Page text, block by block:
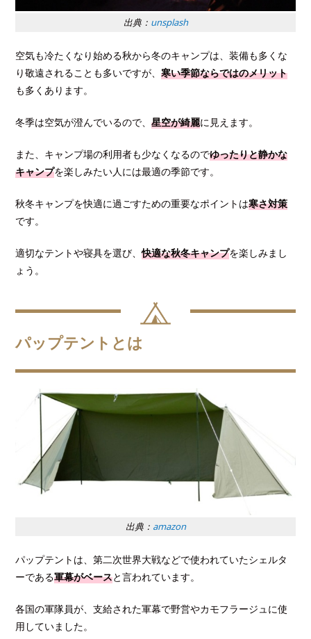
出典： unsplash
空気も冷たくなり始める秋から冬のキャンプは、装備も多くな
り敬遠されることも多いですが、寒い季節ならではのメリット
も多くあります。
冬季は空気が澄んでいるので、星空が綺麗に見えます。
また、キャンプ場の利用者も少なくなるのでゆったりと静かな
キャンプを楽しみたい人には最適の季節です。
秋冬キャンプを快適に過ごすための重要なポイントは寒さ対策
です。
適切なテントや寝具を選び、快適な秋冬キャンプを楽しみまし
ょう。
パップテントとは
出典： amazon
パップテントは、第二次世界大戦などで使われていたシェルタ
ーである軍幕がベースと言われています。
各国の軍隊員が、支給された軍幕で野営やカモフラージュに使
用していました。